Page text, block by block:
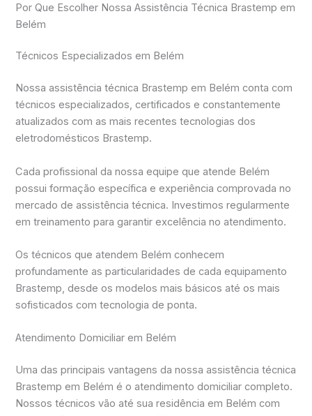
Por Que Escolher Nossa Assistência Técnica Brastemp em
Belém
Técnicos Especializados em Belém
Nossa assistência técnica Brastemp em Belém conta com
técnicos especializados, certificados e constantemente
atualizados com as mais recentes tecnologias dos
eletrodomésticos Brastemp.
Cada profissional da nossa equipe que atende Belém
possui formação específica e experiência comprovada no
mercado de assistência técnica. Investimos regularmente
em treinamento para garantir excelência no atendimento.
Os técnicos que atendem Belém conhecem
profundamente as particularidades de cada equipamento
Brastemp, desde os modelos mais básicos até os mais
sofisticados com tecnologia de ponta.
Atendimento Domiciliar em Belém
Uma das principais vantagens da nossa assistência técnica
Brastemp em Belém é o atendimento domiciliar completo.
Nossos técnicos vão até sua residência em Belém com